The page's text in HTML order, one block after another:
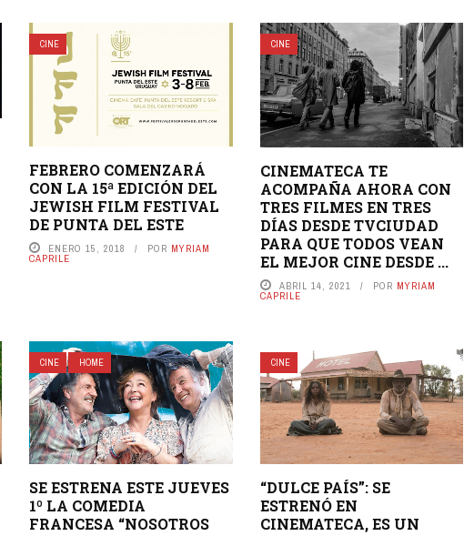
CINE
FEBRERO COMENZARÁ
CON LA 15ª EDICIÓN DEL
JEWISH FILM FESTIVAL
DE PUNTA DEL ESTE
ENERO 15, 2018 POR MYRIAM
CAPRILE
CINE
CINEMATECA TE
ACOMPAÑA AHORA CON
TRES FILMES EN TRES
DÍAS DESDE TVCIUDAD
PARA QUE TODOS VEAN
EL MEJOR CINE DESDE ...
ABRIL 14, 2021 POR MYRIAM
CAPRILE
CINE HOME
SE ESTRENA ESTE JUEVES
1º LA COMEDIA
FRANCESA “NOSOTROS
CINE
“DULCE PAÍS”: SE
ESTRENÓ EN
CINEMATECA, ES UN